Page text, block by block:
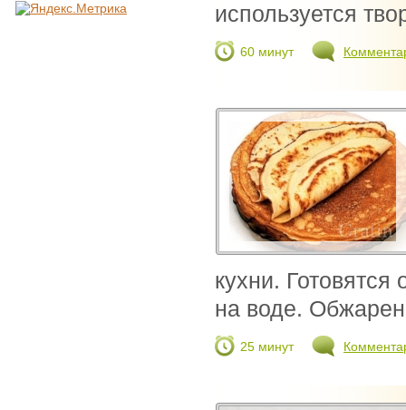
используется
60 минут
кухни.
на воде.
25 минут